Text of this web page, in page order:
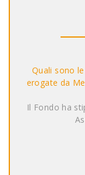
Quali sono
erogate da
Il Fondo ha